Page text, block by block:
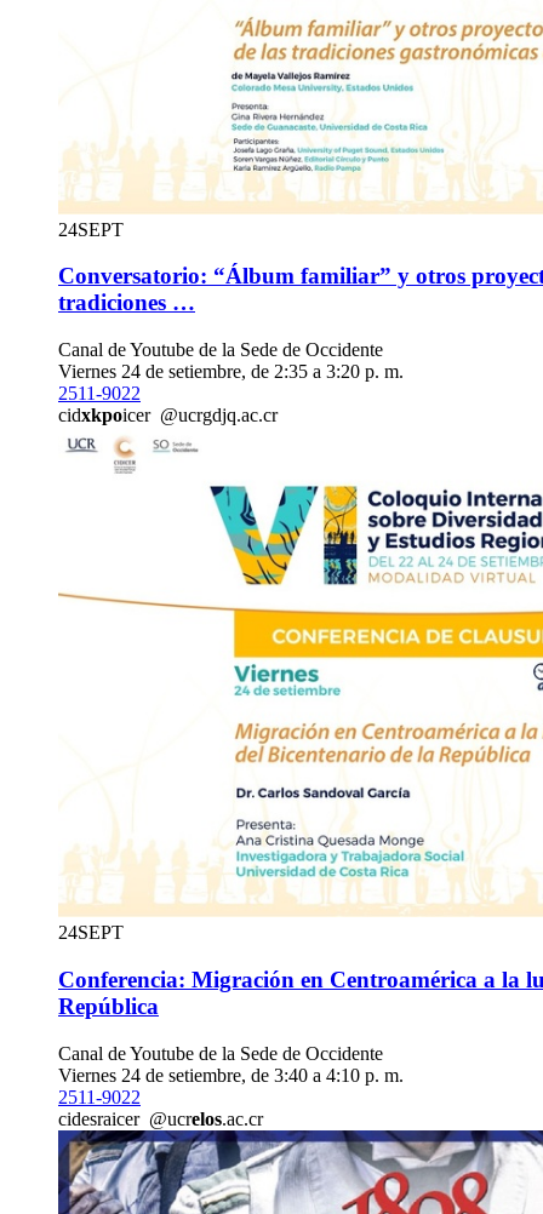
24SEPT
Conversatorio: “Álbum familiar” y otros
tradiciones …
Canal de Youtube de la Sede de Occidente
Viernes 24 de setiembre, de 2:35 a 3:20 p. m.
2511-9022
cidxkpoicer @ucrgdjq.ac.cr
24SEPT
Conferencia: Migración en Centroamérica a la
República
Canal de Youtube de la Sede de Occidente
Viernes 24 de setiembre, de 3:40 a 4:10 p. m.
2511-9022
cidesraicer @ucrelos.ac.cr